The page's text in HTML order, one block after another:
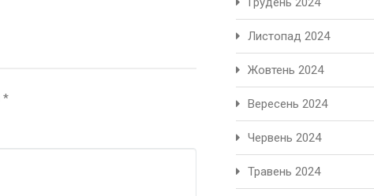
*
Листопад 2024
Жовтень 2024
Вересень 2024
Червень 2024
Травень 2024